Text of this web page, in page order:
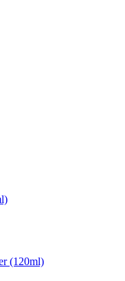
(120ml)